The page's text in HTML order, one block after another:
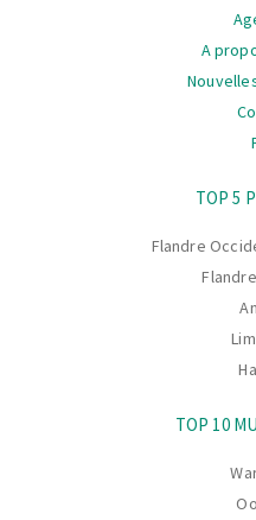
A
TOP 5
Flandre
TOP 10